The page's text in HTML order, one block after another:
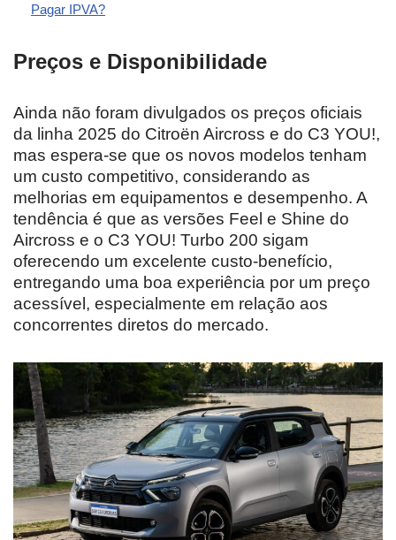
Pagar IPVA?
Preços e Disponibilidade
Ainda não foram divulgados os preços oficiais
da linha 2025 do Citroën Aircross e do C3 YOU!,
mas espera-se que os novos modelos tenham
um custo competitivo, considerando as
melhorias em equipamentos e desempenho. A
tendência é que as versões Feel e Shine do
Aircross e o C3 YOU! Turbo 200 sigam
oferecendo um excelente custo-benefício,
entregando uma boa experiência por um preço
acessível, especialmente em relação aos
concorrentes diretos do mercado.